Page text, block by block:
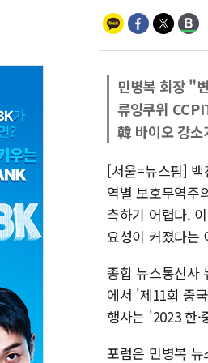
민병복 회장 "
류잉쿠위
韓 바이오 강소
[서울=뉴스핌]
역별 보호무역주
측하기 어렵다.
요성이 커졌다는
종합 뉴스통신사
에서 '제11회 중
행사는 '2023 한
포럼은 민병복